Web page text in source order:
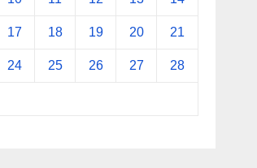
17 18 19 20 21
24 25 26 27 28